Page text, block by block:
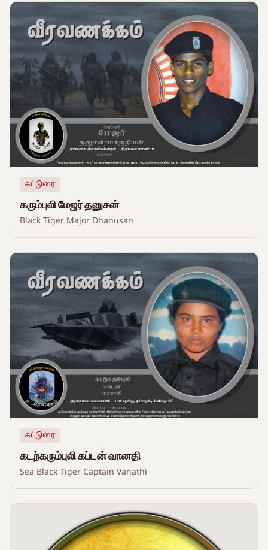
கட்டுரை
கரும்புலி மேஜர் தனுசன்
Black Tiger Major Dhanusan
கட்டுரை
கடற்கரும்புலி கப்டன் வானதி
Sea Black Tiger Captain Vanathi